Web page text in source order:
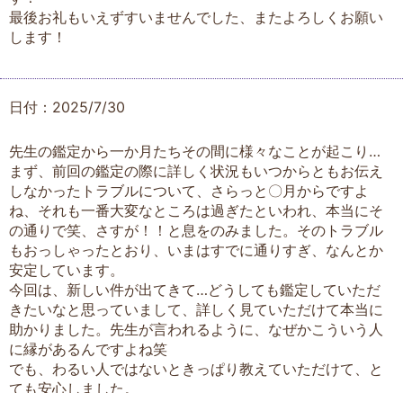
最後お礼もいえずすいませんでした、またよろしくお願い
します！
日付：2025/7/30
先生の鑑定から一か月たちその間に様々なことが起こり…
まず、前回の鑑定の際に詳しく状況もいつからともお伝え
しなかったトラブルについて、さらっと〇月からですよ
ね、それも一番大変なところは過ぎたといわれ、本当にそ
の通りで笑、さすが！！と息をのみました。そのトラブル
もおっしゃったとおり、いまはすでに通りすぎ、なんとか
安定しています。
今回は、新しい件が出てきて…どうしても鑑定していただ
きたいなと思っていまして、詳しく見ていただけて本当に
助かりました。先生が言われるように、なぜかこういう人
に縁があるんですよね笑
でも、わるい人ではないときっぱり教えていただけて、と
ても安心しました。